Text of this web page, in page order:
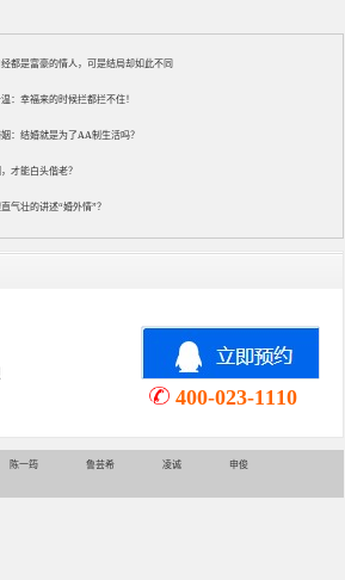
都是富豪的情人，可是结局却如此不同
：幸福来的时候拦都拦不住！
：结婚就是为了AA制生活吗？
才能白头偕老？
气壮的讲述“婚外情”？
400-023-1110
陈一筠 鲁芸希 凌诚 申俊